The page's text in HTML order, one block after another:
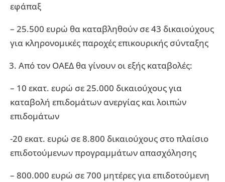
εφάπαξ
– 25.500 ευρώ θα καταβληθούν σε 43 δικαιούχους
για κληρονομικές παροχές επικουρικής σύνταξης
Από τον ΟΑΕΔ θα γίνουν οι εξής καταβολές:
– 10 εκατ. ευρώ σε 25.000 δικαιούχους για
καταβολή επιδομάτων ανεργίας και λοιπών
επιδομάτων
-20 εκατ. ευρώ σε 8.800 δικαιούχους στο πλαίσιο
επιδοτούμενων προγραμμάτων απασχόλησης
– 800.000 ευρώ σε 700 μητέρες για επιδοτούμενη